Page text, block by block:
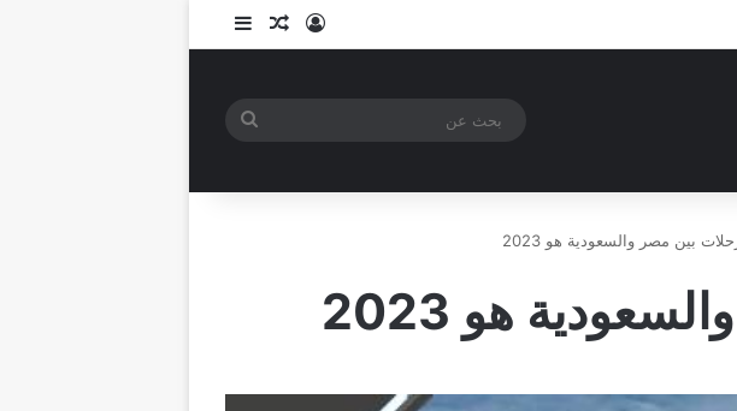
تسجيل الدخول
مقال عشوائي
إضافة عمود جانبي
بحث
بين مصر والسعودية هو 2023
هو 2023